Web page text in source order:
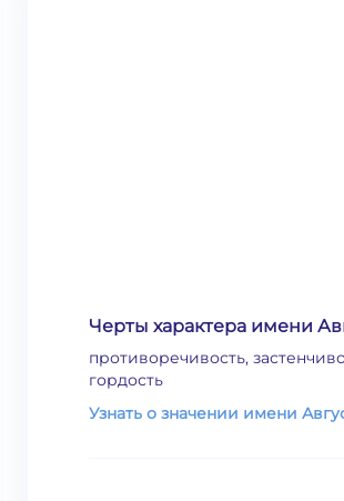
Черты характера имени
противоречивость,
гордость
Узнать о значении имени